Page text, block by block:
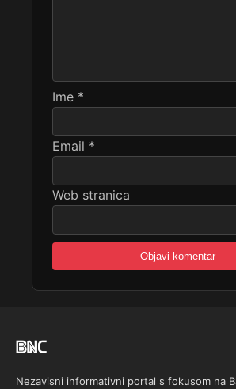
Ime *
Email *
Web stranica
Nezavisni informativni portal s fokusom na